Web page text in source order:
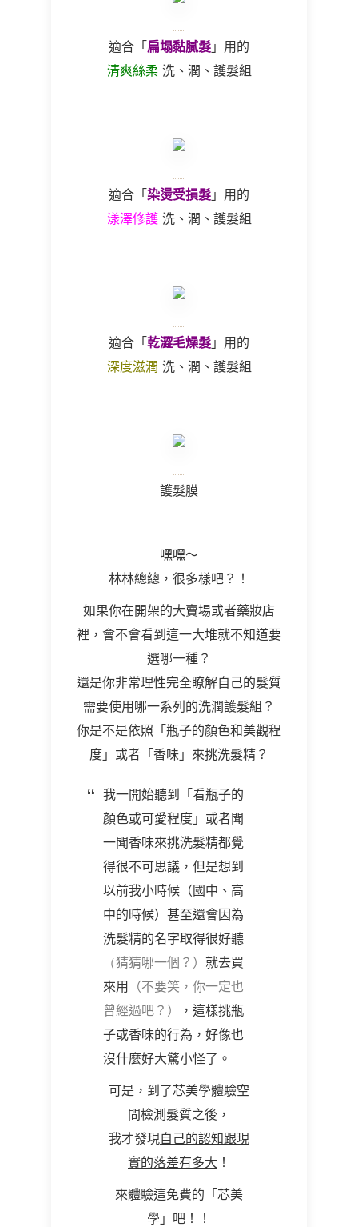
適合「 扁塌黏膩髮 」用的
清爽絲柔洗、潤、護髮組
適合「 染燙受損髮 」用的
漾澤修護洗、潤、護髮組
適合「 乾澀毛燥髮 」用的
深度滋潤 洗、潤、護髮組
護髮膜
嘿嘿～
林林總總，很多樣吧？！
如果你在開架的大賣場或者藥妝店
裡，會不會看到這一大堆就不知道要
選哪一種？
還是你非常理性完全瞭解自己的髮質
需要使用哪一系列的洗潤護髮組？
你是不是依照「瓶子的顏色和美觀程
度」或者「香味」來挑洗髮精？
我一開始聽到「看瓶子的
顏色或可愛程度」或者聞
一聞香味來挑洗髮精都覺
得很不可思議，但是想到
以前我小時候（國中、高
中的時候）甚至還會因為
洗髮精的名字取得很好聽
（猜猜哪一個？） 就去買
來用
（不要笑，你一定也
曾經過吧？）
，這樣挑瓶
子或香味的行為，好像也
沒什麼好大驚小怪了。
可是，到了芯美學體驗空
間檢測髮質之後，
我才發現自己的認知跟現
實的落差有多大 ！
來體驗這免費的「芯美
學」 吧！ ！